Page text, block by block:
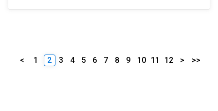
< 1 2 3 4 5 6 7 8 9 10 11 12 > >>